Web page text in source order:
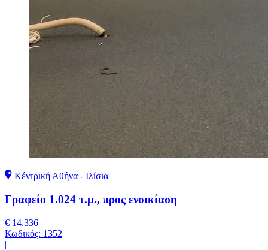
Κέντρική Αθήνα - Ιλίσια
Γραφείο 1.024 τ.μ., προς ενοικίαση
€ 14.336
Κωδικός: 1352
|